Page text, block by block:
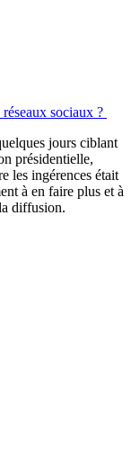
sociaux ?
jours ciblant
présidentielle,
les ingérences était
à en faire plus et à
diffusion.